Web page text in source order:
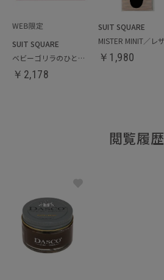
SUIT SQUARE
ベビーゴリラのひとつかみ（ふくらはぎ用）
￥ 2,178
SUIT SQUARE
￥ 1,980
閲覧履歴